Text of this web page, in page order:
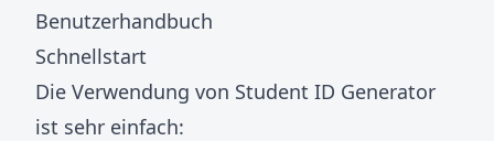
Benutzerhandbuch
Schnellstart
Die Verwendung von Student ID Generator
ist sehr einfach: